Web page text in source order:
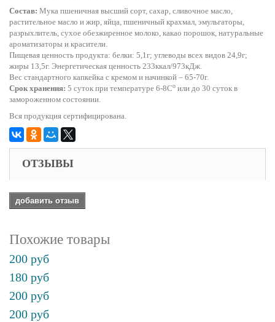
Состав: Мука пшеничная высший сорт, сахар, сливочное масло,
растительное масло и жир, яйца, пшеничный крахмал, эмульгаторы,
разрыхлитель, сухое обезжиренное молоко, какао порошок, натуральные
ароматизаторы и красители.
Пищевая ценность продукта: белки: 5,1г; углеводы всех видов 24,9г;
жиры 13,5г. Энергетическая ценность 233ккал/973кДж.
Вес стандартного капкейка с кремом и начинкой – 65-70г.
Срок хранения: 5 суток при температуре 6-8Сo или до 30 суток в
замороженном состоянии.
Вся продукция сертифицирована.
ОТЗЫВЫ
добавить отзыв
Похожие товары
200 руб
180 руб
200 руб
200 руб